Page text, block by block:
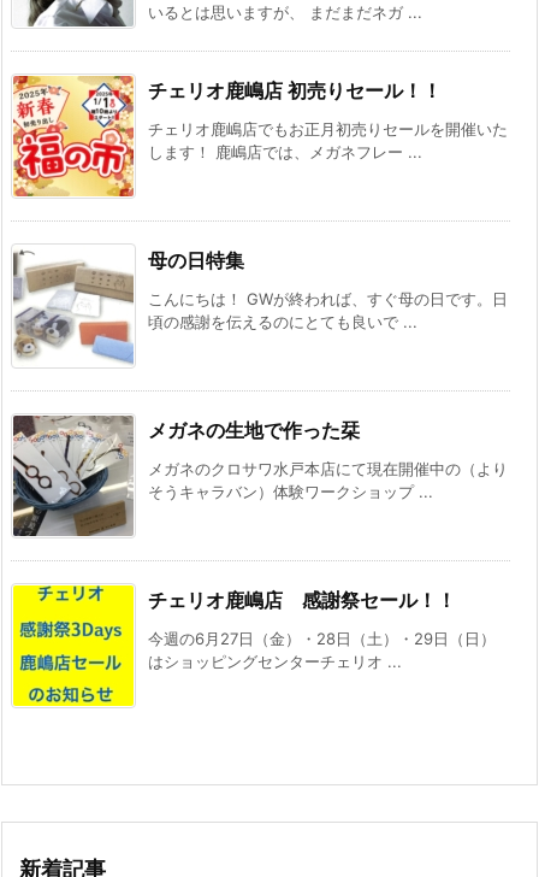
いるとは思いますが、 まだまだネガ ...
チェリオ鹿嶋店 初売りセール！！
チェリオ鹿嶋店でもお正月初売りセールを開催いた
します！ 鹿嶋店では、メガネフレー ...
母の日特集
こんにちは！ GWが終われば、すぐ母の日です。日
頃の感謝を伝えるのにとても良いで ...
メガネの生地で作った栞
メガネのクロサワ水戸本店にて現在開催中の（より
そうキャラバン）体験ワークショップ ...
チェリオ鹿嶋店 感謝祭セール！！
今週の6月27日（金）・28日（土）・29日（日）
はショッピングセンターチェリオ ...
新着記事